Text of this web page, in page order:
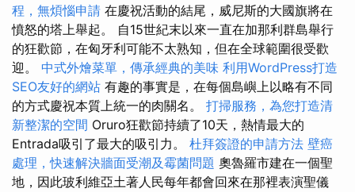
程，無煩惱申請 在慶祝活動的結尾，威尼斯的大國旗將在
憤怒的塔上舉起。 自15世紀末以來一直在加那利群島舉行
的狂歡節，在匈牙利可能不太熟知，但在全球範圍很受歡
迎。 中式外燴菜單，傳承經典的美味 利用WordPress打造
SEO友好的網站 有趣的事實是，在每個島嶼上以略有不同
的方式慶祝本質上統一的肉關名。 打掃服務，為您打造清
新整潔的空間 Oruro狂歡節持續了10天，熱情最大的
Entrada吸引了最大的吸引力。 杜拜簽證的申請方法 壁癌
處理，快速解決牆面受潮及霉菌問題 奧魯羅市建在一個聖
地，因此玻利維亞土著人民每年都會回來在那裡表演聖儀